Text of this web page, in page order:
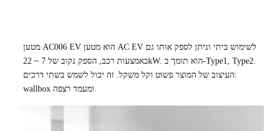
מטען AC006 EV הוא מטען AC EV לשימוש ביתי וניתן לספק אותו גם
באמצעות רכב, הספק נקוב של 7 ~ 22kW. הוא תומך ב-Type1, Type2.
העיצוב של המוצר פשוט וקל משקל. זה יכול לשמש בשתי דרכים: